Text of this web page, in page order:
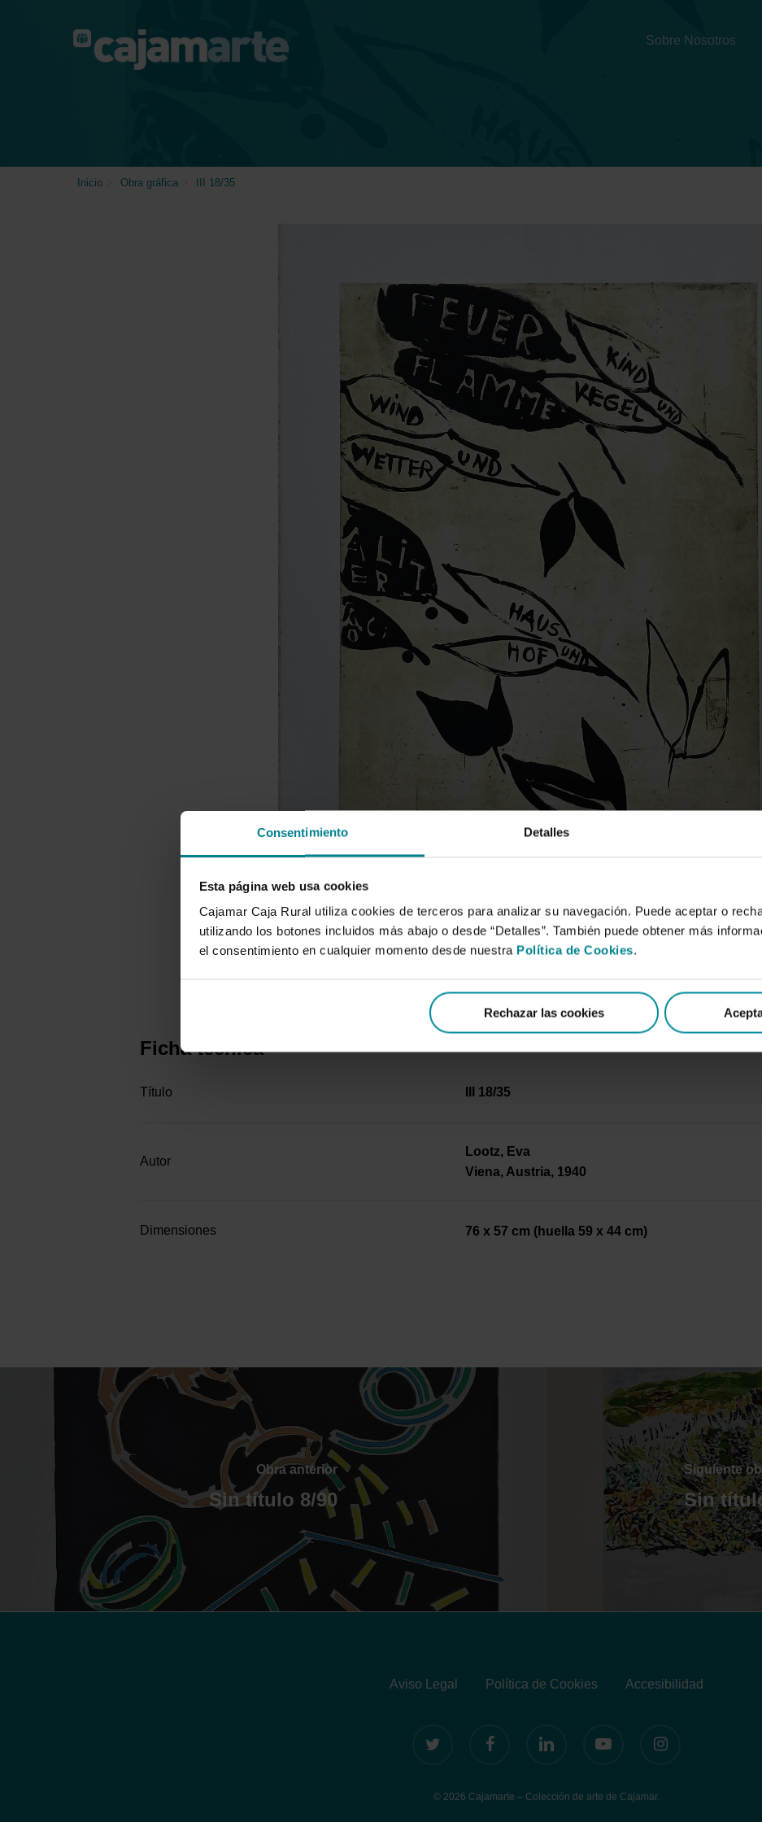
Consentimiento Detalles
Esta página web usa cookies
Cajamar Caja Rural utiliza cookies de terceros para analizar su navegación. Puede aceptar o
utilizando los botones incluidos más abajo o desde “Detalles”. También puede obtener más
el consentimiento en cualquier momento desde nuestra Política de Cookies.
Rechazar las cookies
Sobre Nosotros
Inicio Obra gráfica III 18/35
Ficha técnica
Título III 18/35
Autor
Lootz, Eva
Viena, Austria, 1940
Dimensiones 76 x 57 cm (huella 59 x 44 cm)
Obra anterior
Sin título 8/90
Siguiente
Sin
Aviso Legal Política de Cookies Accesibilidad
© 2026 Cajamarte – Colección de arte de Cajamar.